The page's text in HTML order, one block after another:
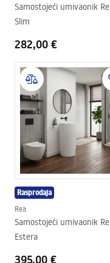
Samostojeći umivaonik
Slim
282,00 €
Rasprodaja
Rea
Samostojeći umivaonik
Estera
395,00 €